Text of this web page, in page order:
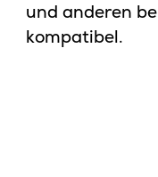
und anderen
kompatibel.